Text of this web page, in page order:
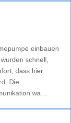
einbauen
schnell,
dass hier
Die
wa…